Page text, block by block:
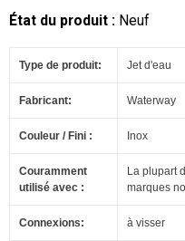
État du produit : Neuf
Type de produit: Jet d'eau
Fabricant: Waterway
Couleur / Fini : Inox
Couramment
utilisé avec :
La plupart
marques
Connexions: à visser